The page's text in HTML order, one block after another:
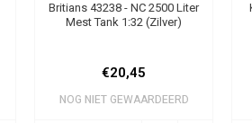
Britians 43238 - NC 2500 Liter
Mest Tank 1:32 (Zilver)
€20,45
NOG NIET GEWAARDEERD